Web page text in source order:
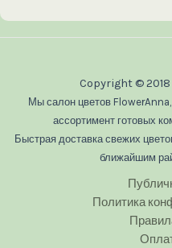
Copyright ©
Мы салон цветов
ассортимент готовых
Быстрая доставка свежих
ближайшим
Политика